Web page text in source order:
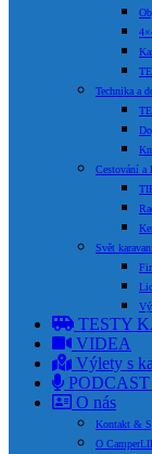
Technika a
Cestování a
Svět
TESTY
VIDEA
Výlety s
O nás
Kontakt &
O